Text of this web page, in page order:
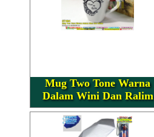
Mug Two Tone Warna
Dalam Wini Dan Ralim